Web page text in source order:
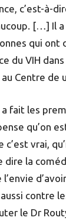
c’est-à-
[…] Il
qui
du VIH
Centre de
a fait les
qu’on
vrai,
dire la
contre
le Dr